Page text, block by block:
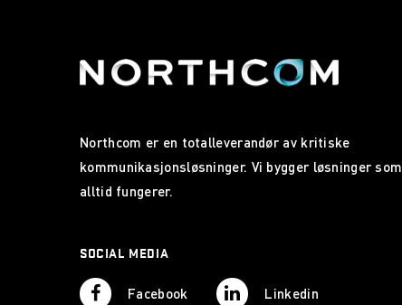
Northcom er en totalleverandør av kritiske
kommunikasjonsløsninger. Vi bygger løsninger som
alltid fungerer.
SOCIAL MEDIA
Facebook Linkedin